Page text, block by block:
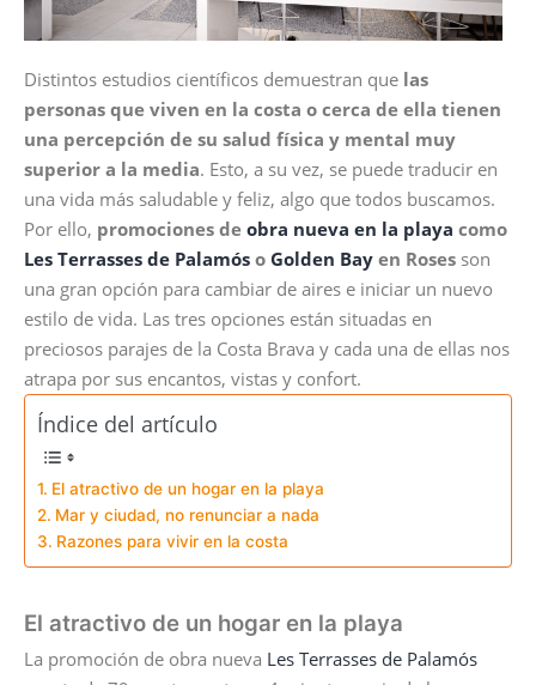
Distintos estudios científicos demuestran que las
personas que viven en la costa o cerca de ella tienen
una percepción de su salud física y mental muy
superior a la media. Esto, a su vez, se puede traducir en
una vida más saludable y feliz, algo que todos buscamos.
Por ello, promociones de obra nueva en la playa como
Les Terrasses de Palamós o Golden Bay en Roses son
una gran opción para cambiar de aires e iniciar un nuevo
estilo de vida. Las tres opciones están situadas en
preciosos parajes de la Costa Brava y cada una de ellas nos
atrapa por sus encantos, vistas y confort.
Índice del artículo
El atractivo de un hogar en la playa
Mar y ciudad, no renunciar a nada
Razones para vivir en la costa
El atractivo de un hogar en la playa
La promoción de obra nueva Les Terrasses de Palamós